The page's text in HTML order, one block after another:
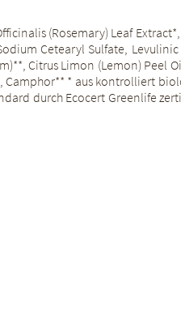
(Rosemary) Leaf
Cetearyl Sulfate, Levulinic
Citrus Limon (Lemon) Peel
Camphor** * aus kontrolliert
durch Ecocert Greenlife